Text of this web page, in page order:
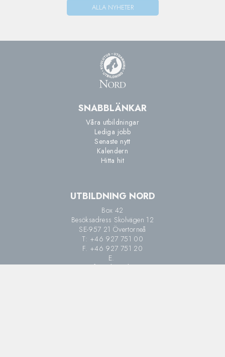
ALLA NYHETER
SNABBLÄNKAR
Våra utbildningar
Lediga jobb
Senaste nytt
Kalendern
Hitta hit
UTBILDNING NORD
Box 42
Besöksadress Skolvägen 12
SE-957 21 Övertorneå
T: +46 927 751 00
F. +46 927 751 20
E.
info@utbnord.se